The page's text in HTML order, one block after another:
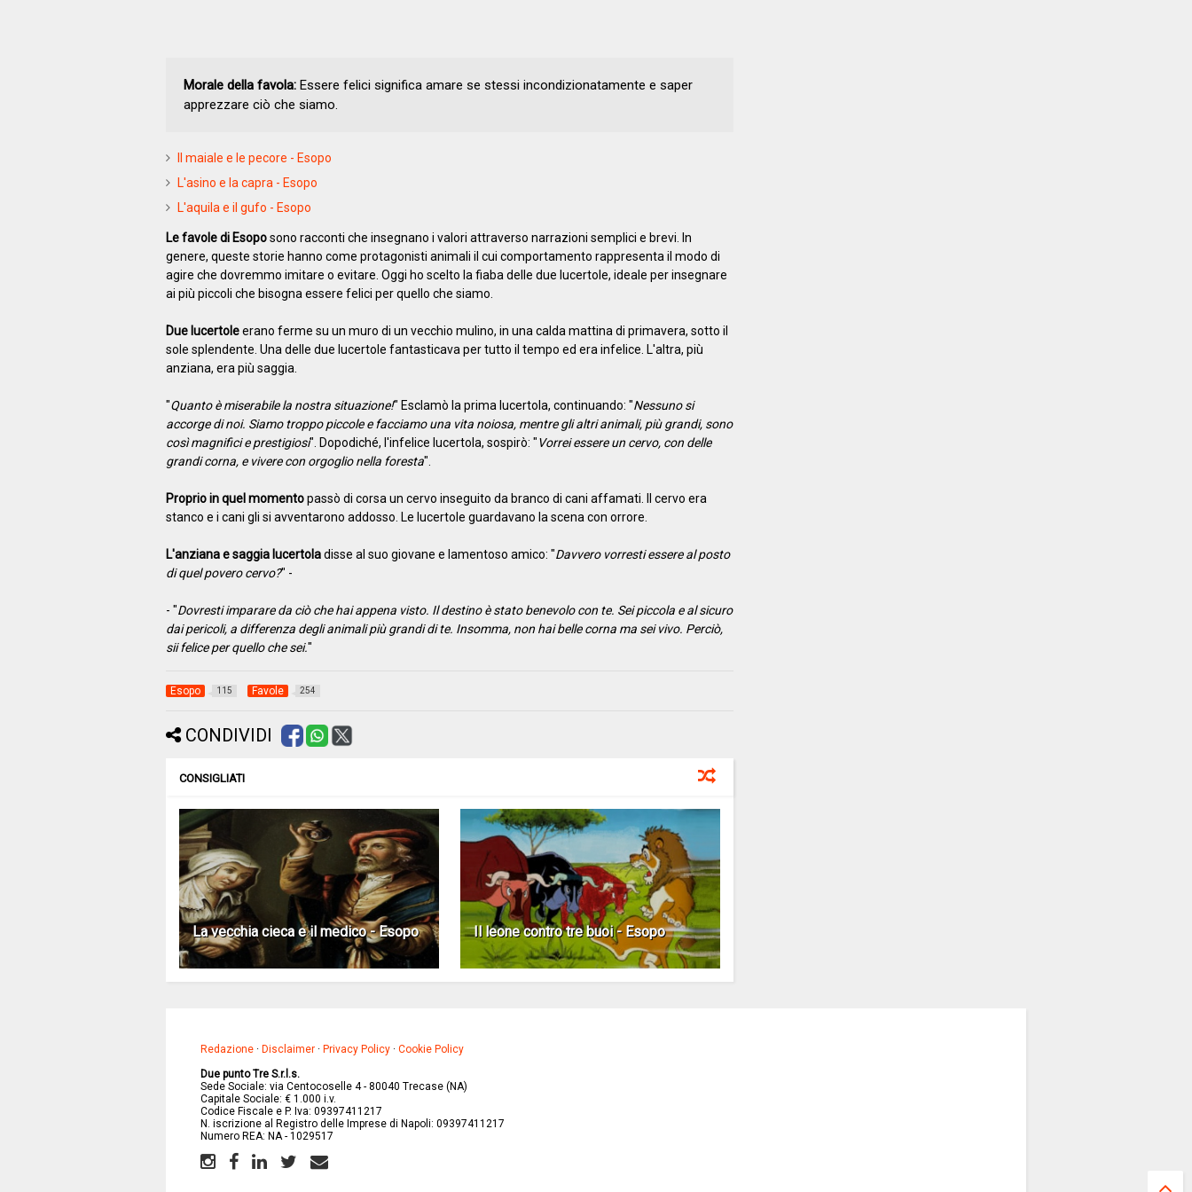
Morale della favola:Essere felici significa amare se stessi incondizionatamente e saper
apprezzare ciò che siamo.
Il maiale e le pecore - Esopo
L'asino e la capra - Esopo
L'aquila e il gufo - Esopo
Le favole di Esoposono racconti che insegnano i valori attraverso narrazioni semplici e brevi. In
genere, queste storie hanno come protagonisti animali il cui comportamento rappresenta il modo di
agire che dovremmo imitare o evitare. Oggi ho scelto la fiaba delle due lucertole, ideale per insegnare
ai più piccoli che bisogna essere felici per quello che siamo.
Due lucertoleerano ferme su un muro di un vecchio mulino, in una calda mattina di primavera, sotto il
sole splendente. Una delle due lucertole fantasticava per tutto il tempo ed era infelice. L'altra, più
anziana, era più saggia.
"Quanto è miserabile la nostra situazione!" Esclamò la prima lucertola, continuando: "Nessuno si
accorge di noi. Siamo troppo piccole e facciamo una vita noiosa, mentre gli altri animali, più grandi, sono
così magnifici e prestigiosi". Dopodiché, l'infelice lucertola, sospirò: "Vorrei essere un cervo, con delle
grandi corna, e vivere con orgoglio nella foresta".
Proprio in quel momentopassò di corsa un cervo inseguito da branco di cani affamati. Il cervo era
stanco e i cani gli si avventarono addosso. Le lucertole guardavano la scena con orrore.
L'anziana e saggia lucertoladisse al suo giovane e lamentoso amico: "Davvero vorresti essere al posto
di quel povero cervo?" -
- "Dovresti imparare da ciò che hai appena visto. Il destino è stato benevolo con te. Sei piccola e al sicuro
dai pericoli, a differenza degli animali più grandi di te. Insomma, non hai belle corna ma sei vivo. Perciò,
sii felice per quello che sei."
Esopo 115 Favole 254
CONDIVIDI
CONSIGLIATI
La vecchia cieca e il medico - Esopo Il leone contro tre buoi - Esopo
Redazione· Disclaimer· Privacy Policy· Cookie Policy
Due punto Tre S.r.l.s.
Sede Sociale: via Centocoselle 4 - 80040 Trecase (NA)
Capitale Sociale: € 1.000 i.v.
Codice Fiscale e P. Iva: 09397411217
N. iscrizione al Registro delle Imprese di Napoli: 09397411217
Numero REA: NA - 1029517